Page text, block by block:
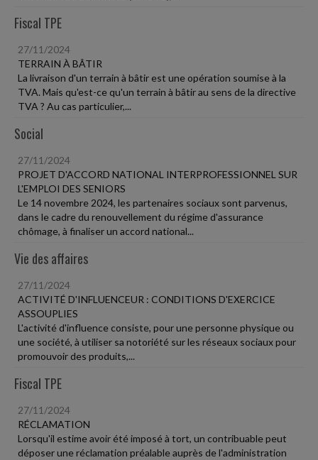
Fiscal TPE
27/11/2024
TERRAIN À BÂTIR
La livraison d'un terrain à bâtir est une opération soumise à la
TVA. Mais qu'est-ce qu'un terrain à bâtir au sens de la directive
TVA ? Au cas particulier,...
Social
27/11/2024
PROJET D'ACCORD NATIONAL INTERPROFESSIONNEL SUR
L'EMPLOI DES SENIORS
Le 14 novembre 2024, les partenaires sociaux sont parvenus,
dans le cadre du renouvellement du régime d'assurance
chômage, à finaliser un accord national...
Vie des affaires
27/11/2024
ACTIVITÉ D'INFLUENCEUR : CONDITIONS D'EXERCICE
ASSOUPLIES
L'activité d'influence consiste, pour une personne physique ou
une société, à utiliser sa notoriété sur les réseaux sociaux pour
promouvoir des produits,...
Fiscal TPE
27/11/2024
RÉCLAMATION
Lorsqu'il estime avoir été imposé à tort, un contribuable peut
déposer une réclamation préalable auprès de l'administration